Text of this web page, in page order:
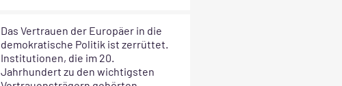
Das Vertrauen der Europäer in die
demokratische Politik ist zerrüttet.
Institutionen, die im 20.
Jahrhundert zu den wichtigsten